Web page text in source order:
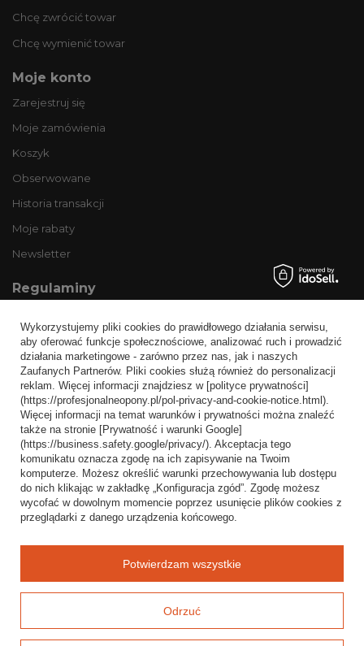
Chcę zwrócić towar
Chcę wymienić towar
Moje konto
Zarejestruj się
Moje zamówienia
Koszyk
Obserwowane
Historia transakcji
Moje rabaty
Newsletter
Regulaminy
Wysyłka
Sposoby płatności i prowizje
Regulamin
Polityka prywatności
Odstąpienie od umowy
Popularne kategorie
Opony bezdętkowe
Opony dętkowe
Wykorzystujemy pliki cookies do prawidłowego działania serwisu,
aby oferować funkcje społecznościowe, analizować ruch i prowadzić
działania marketingowe - zarówno przez nas, jak i naszych
Zaufanych Partnerów. Pliki cookies służą również do personalizacji
reklam. Więcej informacji znajdziesz w [polityce prywatności]
(https://profesjonalneopony.pl/pol-privacy-and-cookie-notice.html).
Więcej informacji na temat warunków i prywatności można znaleźć
także na stronie [Prywatność i warunki Google]
(https://business.safety.google/privacy/). Akceptacja tego
komunikatu oznacza zgodę na ich zapisywanie na Twoim
komputerze. Możesz określić warunki przechowywania lub dostępu
do nich klikając w zakładkę „Konfiguracja zgód”. Zgodę możesz
wycofać w dowolnym momencie poprzez usunięcie plików cookies z
przeglądarki z danego urządzenia końcowego.
Odrzuć
Potwierdzam wszystkie